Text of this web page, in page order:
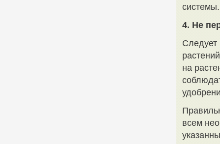
системы.
4. Не
Следует
на
всем